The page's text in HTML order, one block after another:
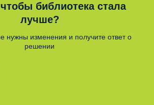
библиотека стала
лучше?
нужны изменения и получите ответ о
решении